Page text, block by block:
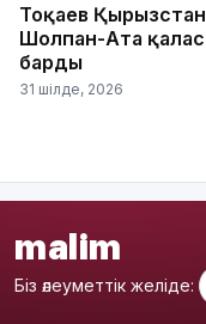
Тоқаев
Шолпан-Ата
барды
31 шілде, 2026
malim
Біз әлеуметтік желіде: